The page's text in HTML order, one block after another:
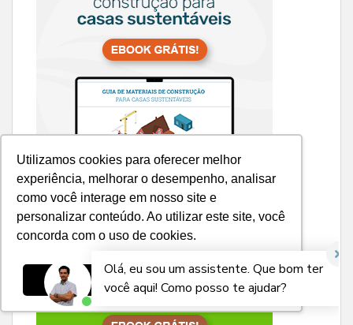
Utilizamos cookies para oferecer melhor
experiência, melhorar o desempenho, analisar
como você interage em nosso site e
personalizar conteúdo. Ao utilizar este site, você
concorda com o uso de cookies.
Ok, entendi!